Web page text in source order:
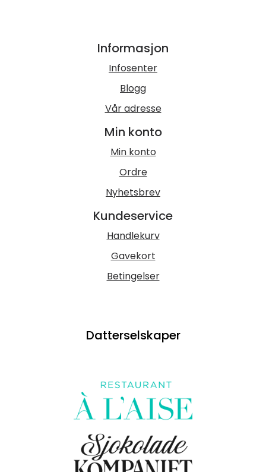
Informasjon
Infosenter
Blogg
Vår adresse
Min konto
Min konto
Ordre
Nyhetsbrev
Kundeservice
Handlekurv
Gavekort
Betingelser
Datterselskaper